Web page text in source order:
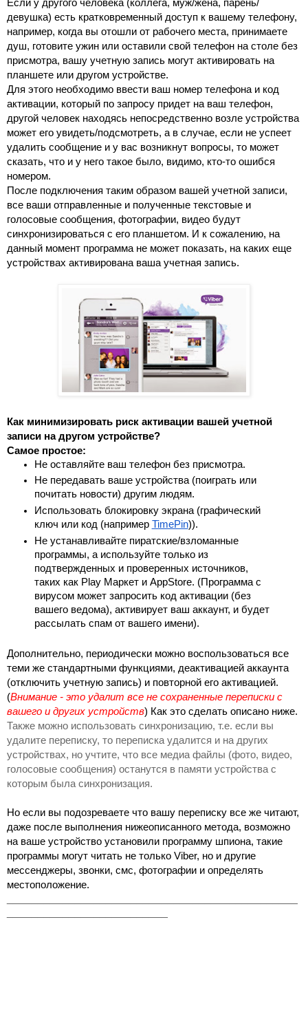
Если у другого человека (коллега, муж/жена, парень/
девушка) есть кратковременный доступ к вашему телефону,
например, когда вы отошли от рабочего места, принимаете
душ, готовите ужин или оставили свой телефон на столе без
присмотра, вашу учетную запись могут активировать на
планшете или другом устройстве.
Для этого необходимо ввести ваш номер телефона и код
активации, который по запросу придет на ваш телефон,
другой человек находясь непосредственно возле устройства
может его увидеть/подсмотреть, а в случае, если не успеет
удалить сообщение и у вас возникнут вопросы, то может
сказать, что и у него такое было, видимо, кто-то ошибся
номером.
После подключения таким образом вашей учетной записи,
все ваши отправленные и полученные текстовые и
голосовые сообщения, фотографии, видео будут
синхронизироваться с его планшетом. И к сожалению, на
данный момент программа не может показать, на каких еще
устройствах активирована ваша учетная запись.
Как минимизировать риск активации вашей учетной
записи на другом устройстве?
Самое простое:
Не оставляйте ваш телефон без присмотра.
Не передавать ваше устройства (поиграть или
почитать новости) другим людям.
Использовать блокировку экрана (графический
ключ или код (например TimePin)).
Не устанавливайте пиратские/взломанные
программы, а используйте только из
подтвержденных и проверенных источников,
таких как Play Маркет и AppStore. (Программа с
вирусом может запросить код активации (без
вашего ведома), активирует ваш аккаунт, и будет
рассылать спам от вашего имени).
Дополнительно, периодически можно воспользоваться все
теми же стандартными функциями, деактивацией аккаунта
(отключить учетную запись) и повторной его активацией.
(Внимание - это удалит все не сохраненные переписки с
вашего и других устройств
Также можно использовать синхронизацию, т.е. если вы
удалите переписку, то переписка удалится и на других
устройствах, но учтите, что все медиа файлы (фото, видео,
голосовые сообщения) останутся в памяти устройства с
которым была синхронизация.
Но если вы подозреваете что вашу переписку все же читают,
даже после выполнения нижеописанного метода, возможно
на ваше устройство установили программу шпиона, такие
программы могут читать не только Viber, но и другие
мессенджеры, звонки, смс, фотографии и определять
местоположение.